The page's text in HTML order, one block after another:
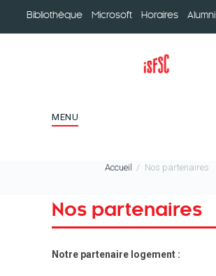
Bibliothèque Microsoft Horaires Alumni
MENU
Accueil Nos partenaires
Nos partenaires
Notre partenaire logement :